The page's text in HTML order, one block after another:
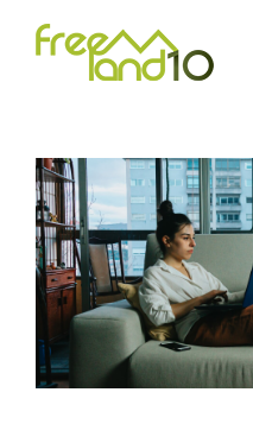
Ver
imagen
más
grande